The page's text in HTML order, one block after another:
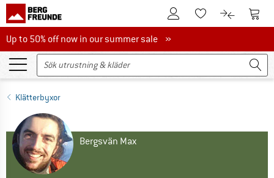
Till kundkontotTill minneslistan.
Till Till
Up to 50% off now in our summer sale
Up to 50% off now in our summer sale »
Klätterbyxor
Bergsvän Max